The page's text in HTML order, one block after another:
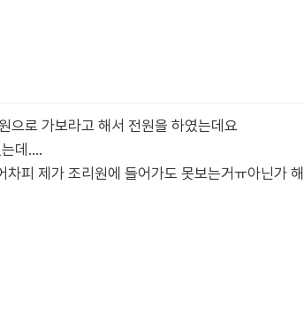
으로 가보라고 해서 전원을 하였는데요
는데….
피 제가 조리원에 들어가도 못보는거ㅠ아닌가